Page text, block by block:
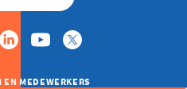
EN MEDEWERKERS